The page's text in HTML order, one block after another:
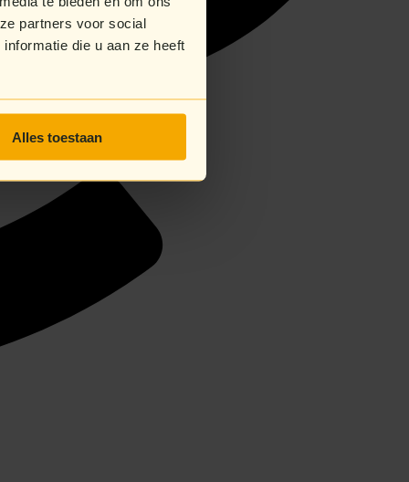
partners voor social
die u aan ze heeft
Alles toestaan